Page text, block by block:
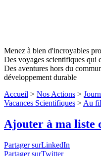
Menez à bien d'incroyables
Des voyages scientifiques qui
Des aventures hors du
développement durable
Accueil > Nos Actions >
Vacances Scientifiques > Au
Ajouter à ma liste
Partager surLinkedIn
Partager surTwitter